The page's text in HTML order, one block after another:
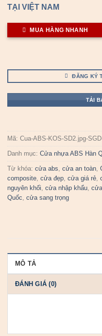
TẠI VIỆT NAM
MUA HÀNG NHANH
ĐĂNG KÝ
TẢI
Mã: Cua-ABS-KOS-SD2.jpg-
Danh mục: Cửa nhựa ABS Hàn
Từ khóa: cửa abs, cửa an toàn,
composite, cửa đẹp, cửa giá rẻ,
nguyên khối, cửa nhập khẩu,
Quốc, cửa sang trọng
MÔ TẢ
ĐÁNH GIÁ (0)